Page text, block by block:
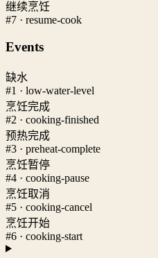
继续烹饪
#7 · resume-cook
Events
缺水
#1 · low-water-level
烹饪完成
#2 · cooking-finished
预热完成
#3 · preheat-complete
烹饪暂停
#4 · cooking-pause
烹饪取消
#5 · cooking-cancel
烹饪开始
#6 · cooking-start